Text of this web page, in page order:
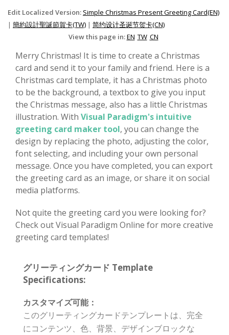
Edit Localized Version: Simple Christmas Present Greeting Card(EN)
| 簡約設計聖誕節賀卡(TW) | 简约设计圣诞节贺卡(CN)
View this page in:EN TW CN
Merry Christmas! It is time to create a Christmas
card and send it to your family and friend. Here is a
Christmas card template, it has a Christmas photo
to be the background, a textbox to give you input
the Christmas message, also has a little Christmas
illustration. With Visual Paradigm's intuitive
greeting card maker tool, you can change the
design by replacing the photo, adjusting the color,
font selecting, and including your own personal
message. Once you have completed, you can export
the greeting card as an image, or share it on social
media platforms.
Not quite the greeting card you were looking for?
Check out Visual Paradigm Online for more creative
greeting card templates!
グリーティングカード Template
Specifications:
カスタマイズ可能：
このグリーティングカードテンプレートは、完全
にコンテンツ、色、背景、デザインブロックな